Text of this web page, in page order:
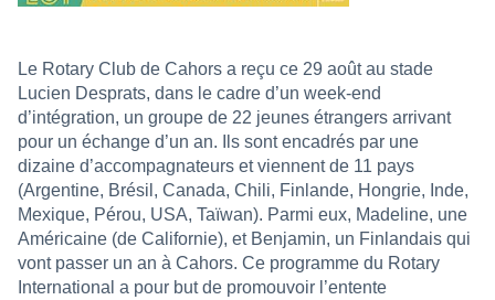
Le Rotary Club de Cahors a reçu ce 29 août au stade
Lucien Desprats, dans le cadre d’un week-end
d’intégration, un groupe de 22 jeunes étrangers arrivant
pour un échange d’un an. Ils sont encadrés par une
dizaine d’accompagnateurs et viennent de 11 pays
(Argentine, Brésil, Canada, Chili, Finlande, Hongrie, Inde,
Mexique, Pérou, USA, Taïwan). Parmi eux, Madeline, une
Américaine (de Californie), et Benjamin, un Finlandais qui
vont passer un an à Cahors. Ce programme du Rotary
International a pour but de promouvoir l’entente